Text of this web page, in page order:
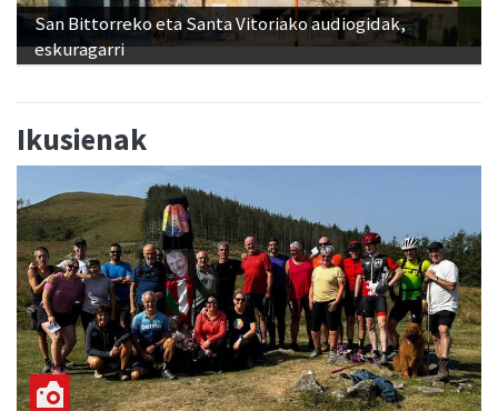
San Bittorreko eta Santa Vitoriako audiogidak,
eskuragarri
Ikusienak